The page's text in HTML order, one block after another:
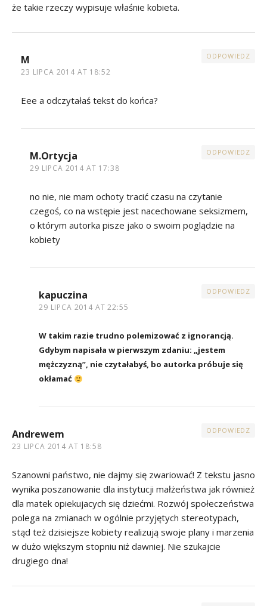
że takie rzeczy wypisuje właśnie kobieta.
M
23 LIPCA 2014 AT 18:52
ODPOWIEDZ
Eee a odczytałaś tekst do końca?
M.Ortycja
29 LIPCA 2014 AT 17:38
ODPOWIEDZ
no nie, nie mam ochoty tracić czasu na czytanie
czegoś, co na wstępie jest nacechowane seksizmem,
o którym autorka pisze jako o swoim poglądzie na
kobiety
kapuczina
29 LIPCA 2014 AT 22:55
ODPOWIEDZ
W takim razie trudno polemizować z ignorancją.
Gdybym napisała w pierwszym zdaniu: „jestem
mężczyzną”, nie czytałabyś, bo autorka próbuje się
okłamać
Andrewem
23 LIPCA 2014 AT 18:58
ODPOWIEDZ
Szanowni państwo, nie dajmy się zwariować! Z tekstu jasno
wynika poszanowanie dla instytucji małżeństwa jak również
dla matek opiekujacych się dziećmi. Rozwój społeczeństwa
polega na zmianach w ogólnie przyjętych stereotypach,
stąd też dzisiejsze kobiety realizują swoje plany i marzenia
w dużo większym stopniu niż dawniej. Nie szukajcie
drugiego dna!